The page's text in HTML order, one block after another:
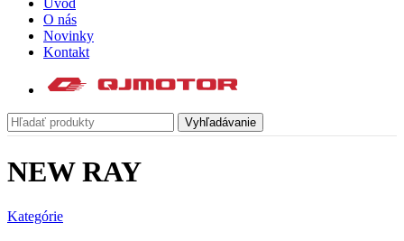
Úvod
O nás
Novinky
Kontakt
Vyhľadávanie
NEW RAY
Kategórie